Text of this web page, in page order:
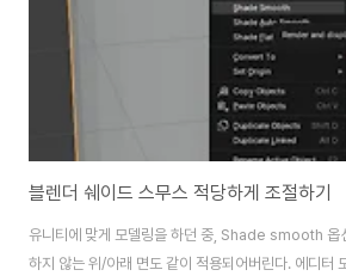
블렌더 쉐이드 스무스 적당하게 조절하기
유니티에 맞게 모델링을 하던 중, Shade smooth 옵
하지 않는 위/아래 면도 같이 적용되어버린다. 에디터